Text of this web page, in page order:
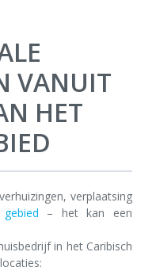
VANUIT
HET
verplaatsing
– het kan een
in het Caribisch